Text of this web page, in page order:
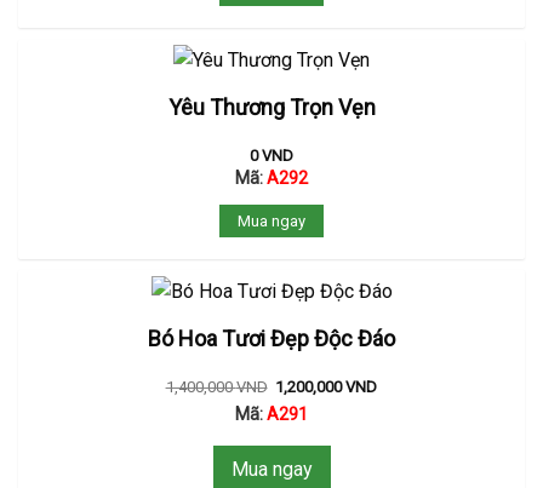
Yêu Thương Trọn Vẹn
0VND
Mã:A292
Mua ngay
Bó Hoa Tươi Đẹp Độc Đáo
1,400,000VND 1,200,000VND
Mã:A291
Mua ngay